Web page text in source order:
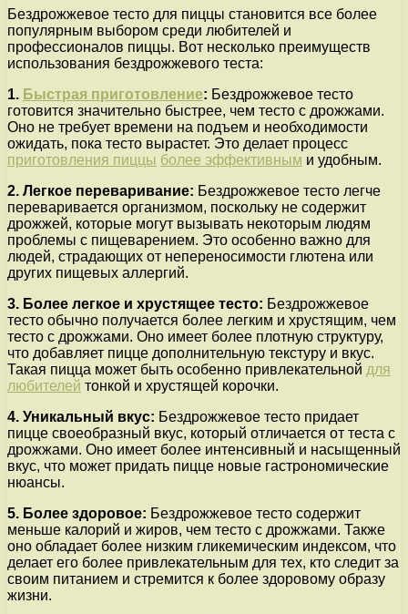
Бездрожжевое тесто для пиццы становится все более
популярным выбором среди любителей и
профессионалов пиццы. Вот несколько преимуществ
использования бездрожжевого теста:
1. Быстрая приготовление: Бездрожжевое тесто
готовится значительно быстрее, чем тесто с дрожжами.
Оно не требует времени на подъем и необходимости
ожидать, пока тесто вырастет. Это делает процесс
приготовления пиццы более эффективным и удобным.
2. Легкое переваривание: Бездрожжевое тесто легче
переваривается организмом, поскольку не содержит
дрожжей, которые могут вызывать некоторым людям
проблемы с пищеварением. Это особенно важно для
людей, страдающих от непереносимости глютена или
других пищевых аллергий.
3. Более легкое и хрустящее тесто: Бездрожжевое
тесто обычно получается более легким и хрустящим, чем
тесто с дрожжами. Оно имеет более плотную структуру,
что добавляет пицце дополнительную текстуру и вкус.
Такая пицца может быть особенно привлекательной для
любителей тонкой и хрустящей корочки.
4. Уникальный вкус: Бездрожжевое тесто придает
пицце своеобразный вкус, который отличается от теста с
дрожжами. Оно имеет более интенсивный и насыщенный
вкус, что может придать пицце новые гастрономические
нюансы.
5. Более здоровое: Бездрожжевое тесто содержит
меньше калорий и жиров, чем тесто с дрожжами. Также
оно обладает более низким гликемическим индексом, что
делает его более привлекательным для тех, кто следит за
своим питанием и стремится к более здоровому образу
жизни.